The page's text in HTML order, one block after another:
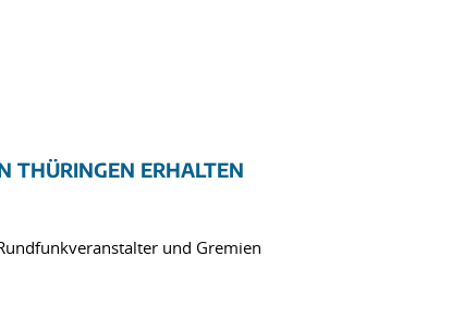
THÜRINGEN ERHALTEN
und Gremien